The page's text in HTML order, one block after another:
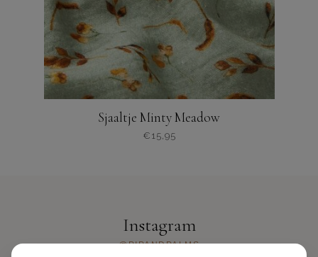
Sjaaltje Minty Meadow
€ 15,95
Instagram
@PIPANDPALMS